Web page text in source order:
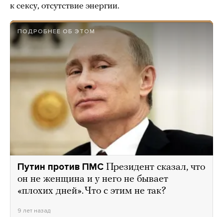
к сексу, отсутствие энергии.
ПОДРОБНЕЕ ОБ ЭТОМ
Путин против ПМС Президент сказал, что
он не женщина и у него не бывает
«плохих дней». Что с этим не так?
9 лет назад